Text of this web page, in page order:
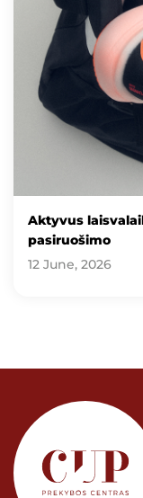
Aktyvus
pasiruošimo
12 June, 2026